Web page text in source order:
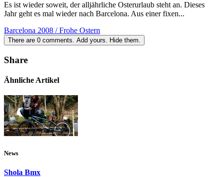
Es ist wieder soweit, der alljährliche Osterurlaub steht an. Dieses
Jahr geht es mal wieder nach Barcelona. Aus einer fixen...
Barcelona 2008 / Frohe Ostern
There are 0 comments. Add yours. Hide them.
Share
Ähnliche Artikel
News
Shola Bmx